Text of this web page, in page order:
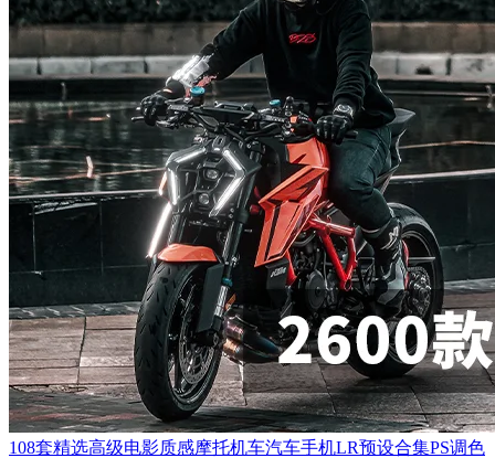
108套精选高级电影质感摩托机车汽车手机LR预设合集PS调色